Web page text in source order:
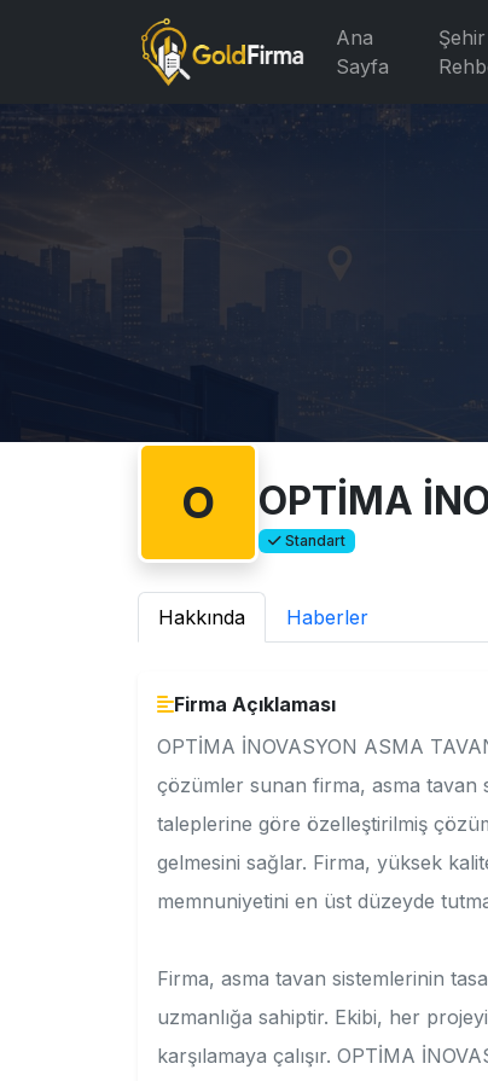
Ana
Sayfa
Şehir
O OPTİMA
Standart
Hakkında Haberler
Firma Açıklaması
OPTİMA İNOVASYON ASMA
çözümler sunan firma, asma tavan
taleplerine göre özelleştirilmiş
gelmesini sağlar. Firma, yüksek
memnuniyetini en üst düzeyde
Firma, asma tavan sistemlerinin
uzmanlığa sahiptir. Ekibi, her
karşılamaya çalışır. OPTİMA